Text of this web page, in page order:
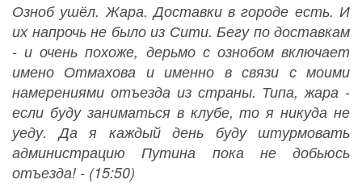
Озноб ушёл. Жара. Доставки в городе есть. И
их напрочь не было из Сити. Бегу по доставкам
- и очень похоже, дерьмо с ознобом включает
имено Отмахова и именно в связи с моими
намерениями отъезда из страны. Типа, жара -
если буду заниматься в клубе, то я никуда не
уеду. Да я каждый день буду штурмовать
администрацию Путина пока не добьюсь
отъезда! - (15:50)